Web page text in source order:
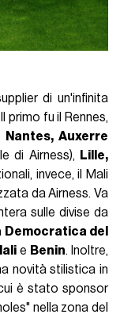
di un'infinita
Il primo fu il Rennes,
Nantes, Auxerre
di Airness),
Lille,
invece, il Mali
da Airness. Va
sulle divise da
Democratica del
e Benin. Inoltre,
novità stilistica in
è stato sponsor
nella zona del